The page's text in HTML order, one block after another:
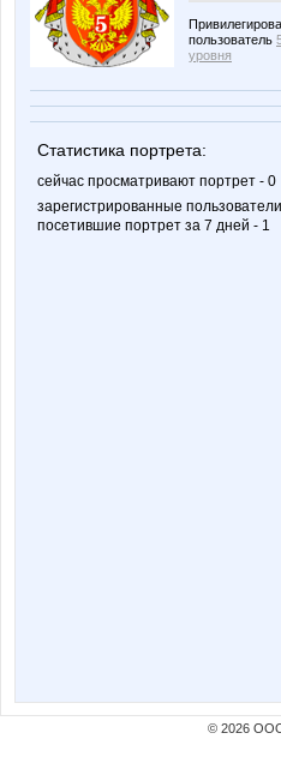
пользователь
уровня
Статистика портрета:
сейчас просматривают портрет - 0
зарегистрированные пользователи
посетившие портрет за 7 дней - 1
© 2026 ООО